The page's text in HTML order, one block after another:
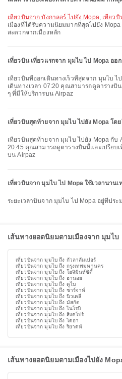
เที่ยวบินจาก บังกาลอร์ ไปยัง Mopa, เที่ยวบิ
เมืองที่ได้รับความนิยมมากที่สุดไปยัง Mopa
สะดวกจากเมืองหลัก
เที่ยวบิน เที่ยวแรกจาก มุมไบ ไป Mopa ออ
เที่ยวบินที่ออกเดินทางเร็วที่สุดจาก มุมไบ ไปยัง Mopa กับ Air India Express ออก
เดินทางเวลา 07:20 คุณสามารถดูตารางบิ
ๆ ที่มีให้บริการบน Airpaz
เที่ยวบินสุดท้ายจาก มุมไบ ไปยัง Mopa โด
เที่ยวบินสุดท้ายจาก มุมไบ ไปยัง Mopa กับ Air India Express ออกเดินทางเวลา
20:45 คุณสามารถดูตารางบินนี้และเปรียบ
บน Airpaz
เที่ยวบินจาก มุมไบ ไป Mopa ใช้เวลานานเ
ระยะเวลาบินจาก มุมไบ ไป Mopa อยู่ที่ปร
เส้นทางยอดนิยมตามเมืองจาก มุมไบ
เที่ยวบินจาก มุมไบ ถึง กัวลาลัมเปอร์
เที่ยวบินจาก มุมไบ ถึง กรุงเทพมหานคร
เที่ยวบินจาก มุมไบ ถึง โฮจิมินห์ซิตี้
เที่ยวบินจาก มุมไบ ถึง ฮานอย
เที่ยวบินจาก มุมไบ ถึง ดูไบ
เที่ยวบินจาก มุมไบ ถึง ชาร์จาห์
เที่ยวบินจาก มุมไบ ถึง นิวเดลี
เที่ยวบินจาก มุมไบ ถึง มัสกัต
เที่ยวบินจาก มุมไบ ถึง ไนโรบี
เที่ยวบินจาก มุมไบ ถึง สิงคโปร์
เที่ยวบินจาก มุมไบ ถึง โดฮา
เที่ยวบินจาก มุมไบ ถึง ริยาดห์
เส้นทางยอดนิยมตามเมืองไปยัง